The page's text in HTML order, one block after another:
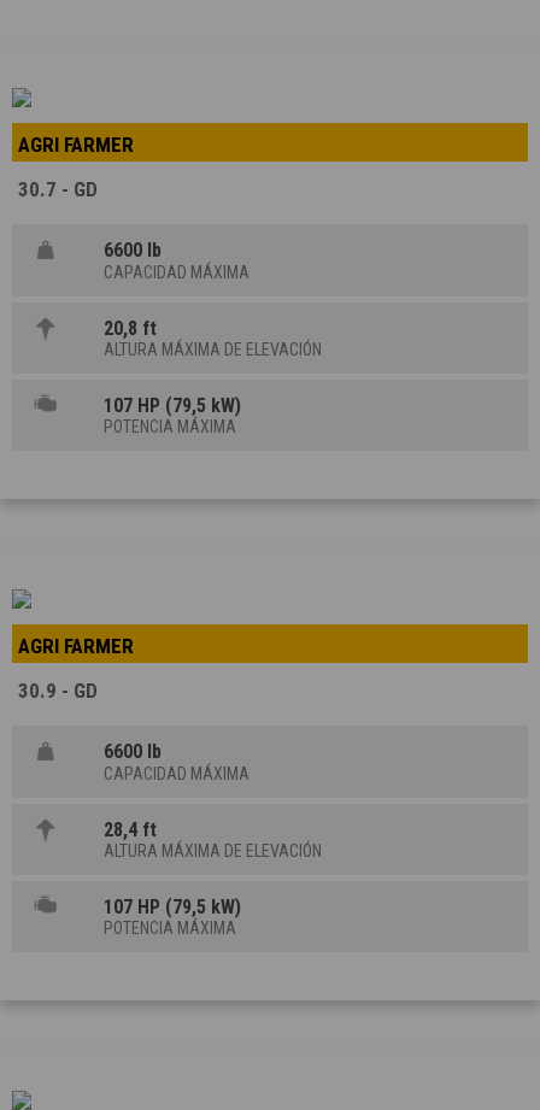
AGRI FARMER
30.7 - GD
6600 lb
CAPACIDAD MÁXIMA
20,8 ft
ALTURA MÁXIMA DE ELEVACIÓN
107 HP (79,5 kW)
POTENCIA MÁXIMA
AGRI FARMER
30.9 - GD
6600 lb
CAPACIDAD MÁXIMA
28,4 ft
ALTURA MÁXIMA DE ELEVACIÓN
107 HP (79,5 kW)
POTENCIA MÁXIMA